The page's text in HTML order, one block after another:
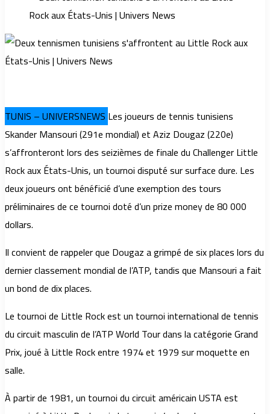
TUNIS – UNIVERSNEWS Les joueurs de tennis tunisiens
Skander Mansouri (291e mondial) et Aziz Dougaz (220e)
s’affronteront lors des seizièmes de finale du Challenger Little
Rock aux États-Unis, un tournoi disputé sur surface dure. Les
deux joueurs ont bénéficié d’une exemption des tours
préliminaires de ce tournoi doté d’un prize money de 80 000
dollars.
Il convient de rappeler que Dougaz a grimpé de six places lors du
dernier classement mondial de l’ATP, tandis que Mansouri a fait
un bond de dix places.
Le tournoi de Little Rock est un tournoi international de tennis
du circuit masculin de l’ATP World Tour dans la catégorie Grand
Prix, joué à Little Rock entre 1974 et 1979 sur moquette en
salle.
À partir de 1981, un tournoi du circuit américain USTA est